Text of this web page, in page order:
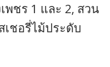
พชร 1 และ 2, สวน
เชอรี่ไม้ประดับ